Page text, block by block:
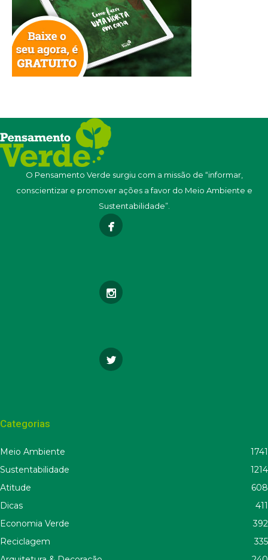
O Pensamento Verde surgiu com a missão de “informar,
conscientizar e promover ações a favor do Meio Ambiente e
Sustentabilidade”.
Categorias
Meio Ambiente
1741
Sustentabilidade
1214
Atitude
608
Dicas
411
Economia Verde
392
Reciclagem
335